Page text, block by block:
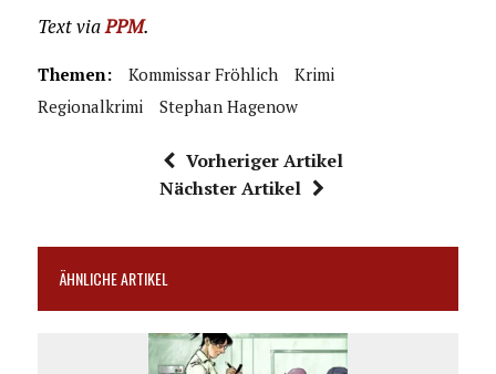
Text viaPPM.
Themen: Kommissar Fröhlich
Krimi
Regionalkrimi
Stephan Hagenow
Vorheriger Artikel
Nächster Artikel
ÄHNLICHE ARTIKEL